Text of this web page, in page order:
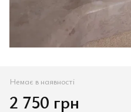
Немає в наявності
2 750 грн